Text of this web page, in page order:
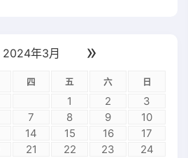
2024年3月 »
四 五 六 日
1 2
3
7 8 9
10
14 15 16
17
21 22 23
24